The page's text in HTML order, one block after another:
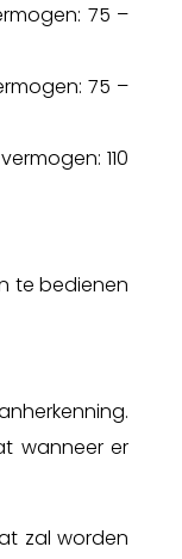
75 –
75 –
110
te bedienen
wanneer er
zal worden